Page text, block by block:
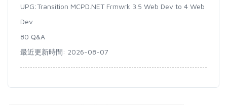
UPG:Transition MCPD.NET Frmwrk 3.5 Web Dev to 4 Web
Dev
80 Q&A
最近更新時間: 2026-08-07